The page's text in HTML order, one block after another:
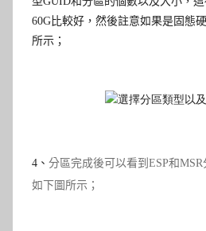
60G比較好，然後註意如果是固態
所示；
4 、 分區完成後可以看到ESP和
如下圖所示；